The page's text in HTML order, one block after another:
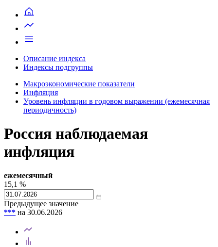
Описание индекса
Индексы подгруппы
Макроэкономические показатели
Инфляция
Уровень инфляции в годовом выражении (ежемесячная
периодичность)
Россия наблюдаемая
инфляция
ежемесячный
15,1 %
Предыдущее значение
*** на 30.06.2026